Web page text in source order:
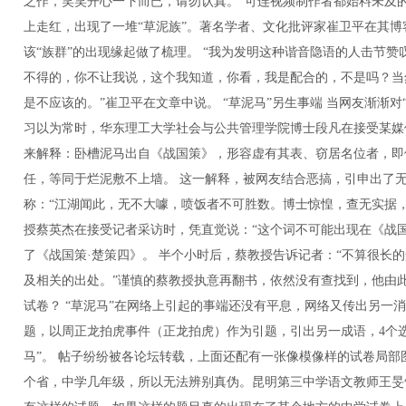
上走红，出现了一堆“草泥族”。著名学者、文化批评家崔卫平在其
该“族群”的出现缘起做了梳理。 “我为发明这种谐音隐语的人击节
不得的，你不让我说，这个我知道，你看，我是配合的，不是吗？
是不应该的。”崔卫平在文章中说。 “草泥马”另生事端 当网友渐渐对
习以为常时，华东理工大学社会与公共管理学院博士段凡在接受某
来解释：卧槽泥马出自《战国策》，形容虚有其表、窃居名位者，
任，等同于烂泥敷不上墙。 这一解释，被网友结合恶搞，引申出了
称：“江湖闻此，无不大噱，喷饭者不可胜数。博士惊惶，查无实据
授蔡英杰在接受记者采访时，凭直觉说：“这个词不可能出现在《战
了《战国策·楚策四》。 半个小时后，蔡教授告诉记者：“不算很长
及相关的出处。”谨慎的蔡教授执意再翻书，依然没有查找到，他由
试卷？ “草泥马”在网络上引起的事端还没有平息，网络又传出另一
题，以周正龙拍虎事件（正龙拍虎）作为引题，引出另一成语，4个
马”。 帖子纷纷被各论坛转载，上面还配有一张像模像样的试卷局
个省，中学几年级，所以无法辨别真伪。昆明第三中学语文教师王